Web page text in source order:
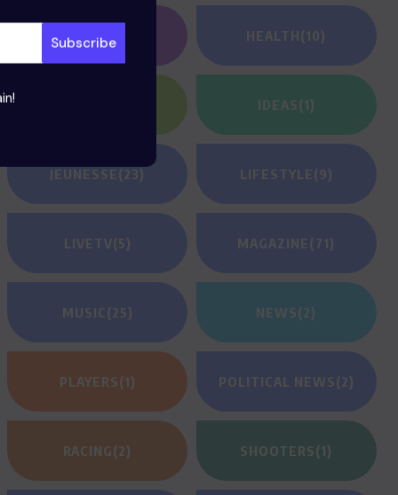
GAMING HEALTH(10)
IDEAS(1)
JEUNESSE(23) LIFESTYLE(9)
LIVETV(5) MAGAZINE(71)
MUSIC (25) NEWS(2)
PLAYERS(1) POLITICAL NEWS(2)
RACING(2) SHOOTERS(1)